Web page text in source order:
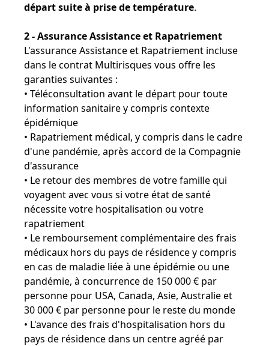
départ suite à prise de température.
2 - Assurance Assistance et Rapatriement
L'assurance Assistance et Rapatriement incluse
dans le contrat Multirisques vous offre les
garanties suivantes :
• Téléconsultation avant le départ pour toute
information sanitaire y compris contexte
épidémique
• Rapatriement médical, y compris dans le cadre
d'une pandémie, après accord de la Compagnie
d'assurance
• Le retour des membres de votre famille qui
voyagent avec vous si votre état de santé
nécessite votre hospitalisation ou votre
rapatriement
• Le remboursement complémentaire des frais
médicaux hors du pays de résidence y compris
en cas de maladie liée à une épidémie ou une
pandémie, à concurrence de 150 000 € par
personne pour USA, Canada, Asie, Australie et
30 000 € par personne pour le reste du monde
• L'avance des frais d'hospitalisation hors du
pays de résidence dans un centre agréé par